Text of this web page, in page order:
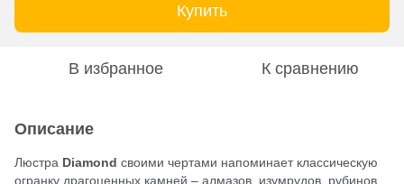
Купить
В избранное К сравнению
Описание
Люстра Diamond своими чертами напоминает классическую
огранку драгоценных камней – алмазов, изумрудов, рубинов.